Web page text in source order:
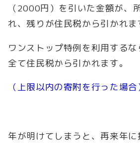
（2000円）を引いた金額が、
れ、残りが住民税から引かれま
ワンストップ特例を利用する
全て住民税から引かれます。
（上限以内の寄附を行った場合
年が明けてしまうと、再来年に